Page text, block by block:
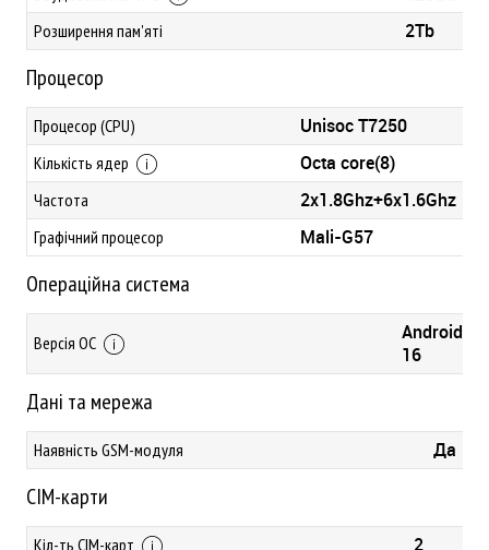
Розширення пам'яті 2Tb
Процесор
Процесор (CPU) Unisoc T7250
Кількість ядер Octa core(8)
Частота 2x1.8Ghz+6x1.6Ghz
Графічний процесор Mali-G57
Операційна система
Версія ОС
Android
16
Дані та мережа
Наявність GSM-модуля Да
СІМ-карти
Кіл-ть СІМ-карт 2